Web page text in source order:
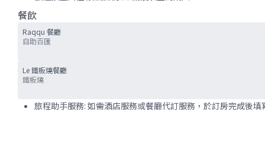
餐飲
Raqqu 餐廳
自助百匯
Le 鐵板燒餐廳
鐵板燒
旅程助手服務: 如需酒店服務或餐廳代訂服務，於訂房完成後